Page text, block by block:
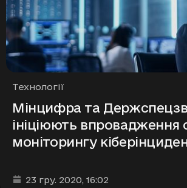
Рубрики
Технології
Мінцифра та
ініціюють впровадження
моніторингу
Дата та час публікації
23 гру. 2020, 16:02